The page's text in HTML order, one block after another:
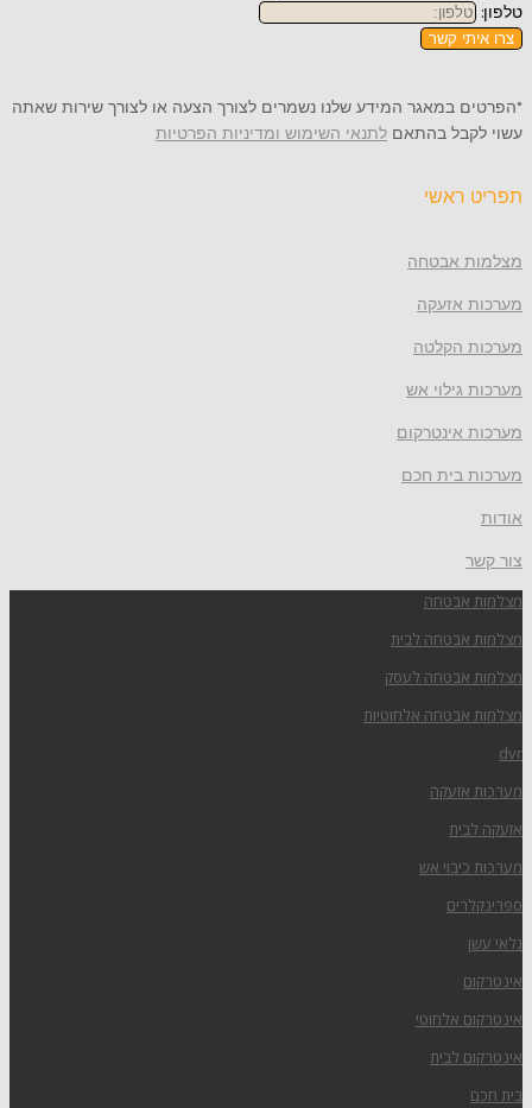
טלפון:
צרו איתי קשר
*הפרטים במאגר המידע שלנו נשמרים לצורך הצעה או לצורך שירות שאתה
עשוי לקבל בהתאם לתנאי השימוש ומדיניות הפרטיות
תפריט ראשי
מצלמות אבטחה
מערכות אזעקה
מערכות הקלטה
מערכות גילוי אש
מערכות אינטרקום
מערכות בית חכם
אודות
צור קשר
מצלמות אבטחה
מצלמות אבטחה לבית
מצלמות אבטחה לעסק
מצלמות אבטחה אלחוטיות
dvr
מערכות אזעקה
אזעקה לבית
מערכות כיבוי אש
ספרינקלרים
גלאי עשן
אינטרקום
אינטרקום אלחוטי
אינטרקום לבית
בית חכם